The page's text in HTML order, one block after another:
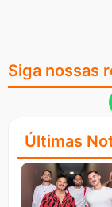
Siga nossas
Últimas